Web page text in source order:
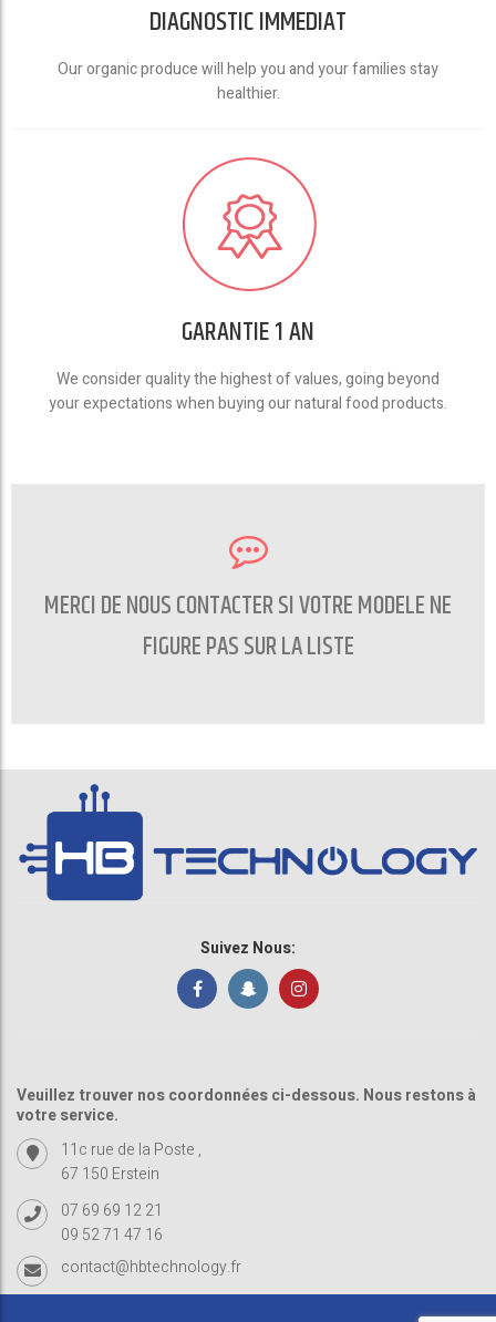
DIAGNOSTIC IMMEDIAT
Our organic produce will help you and your families stay
healthier.
GARANTIE 1 AN
We consider quality the highest of values, going beyond
your expectations when buying our natural food products.
MERCI DE NOUS CONTACTER SI VOTRE MODELE NE
FIGURE PAS SUR LA LISTE
CONTACTEZ NOUS
Suivez Nous:
Veuillez trouver nos coordonnées ci-dessous. Nous restons à
votre service.
11c rue de la Poste ,
67 150 Erstein
07 69 69 12 21
09 52 71 47 16
contact@hbtechnology.fr